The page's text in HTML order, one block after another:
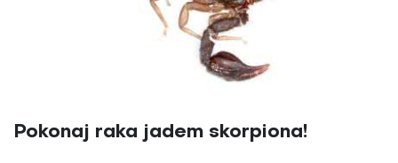
Pokonaj raka jadem skorpiona!